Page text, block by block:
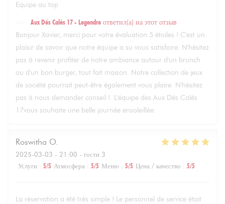
Equipe au top
Aux Dés Calés 17 - Legendre ответил(а) на этот отзыв
Bonjour Xavier, merci pour votre évaluation 5 étoiles ! C'est un
plaisir de savoir que notre équipe a su vous satisfaire. N'hésitez
pas à revenir profiter de notre ambiance autour d'un brunch
ou d'un bon burger, tout fait maison. Notre collection de jeux
de société pourrait peut-être également vous plaire. N'hésitez
pas à nous demander conseil !. L'équipe des Aux Dés Calés
17vous souhaite une belle journée ensoleillée.
Roswitha O
2025-03-03 - 21:00 - гости 3
Услуги : 5/5 Атмосфера : 5/5 Меню : 5/5 Цена / качество : 5/5
La réservation a été très simple ! Le personnel de service était